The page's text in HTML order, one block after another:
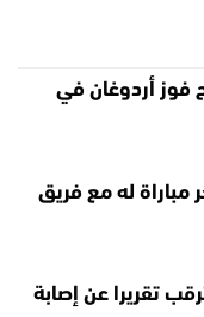
فوز أردوغان في
له مع فريق
تقريرا عن إصابة